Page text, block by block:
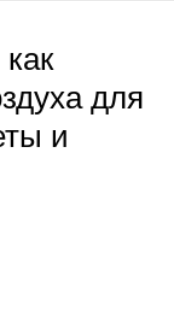
для
и